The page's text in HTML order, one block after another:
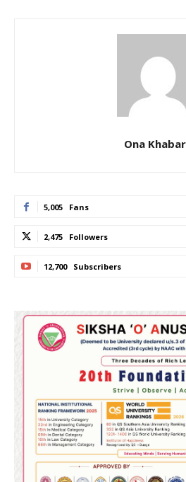
Ona
5,005 Fans
2,475 Followers
12,700 Subscribers